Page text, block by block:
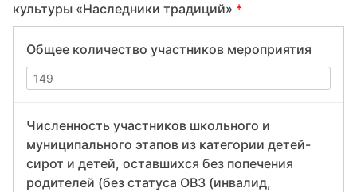
культуры «Наследники традиций» *
Общее количество участников мероприятия
Численность участников школьного и
муниципального этапов из категории детей-
сирот и детей, оставшихся без попечения
родителей (без статуса ОВЗ (инвалид,